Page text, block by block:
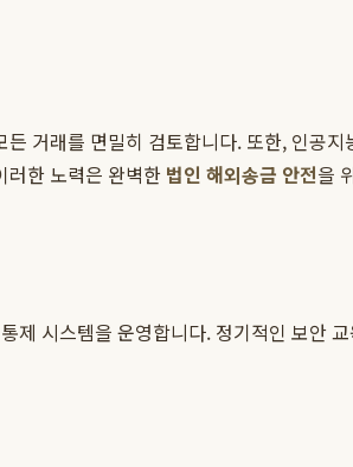
거래를 면밀히 검토합니다. 또한, 인공
러한 노력은 완벽한 법인 해외송금 안전을
시스템을 운영합니다. 정기적인 보안